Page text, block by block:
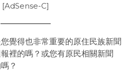
[AdSense-C]
覺得也非常重要的原住民族新聞
裡的嗎？或您有原民相關新聞
？